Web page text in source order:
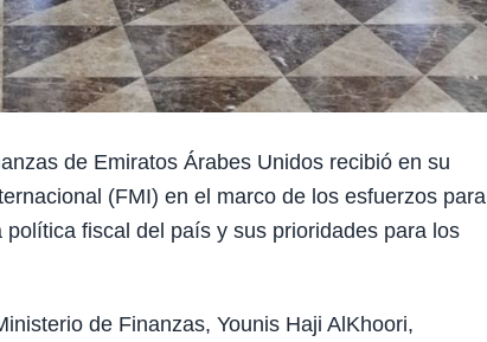
de Emiratos Árabes Unidos recibió en su
(FMI) en el marco de los esfuerzos para
fiscal del país y sus prioridades para los
de Finanzas, Younis Haji AlKhoori,